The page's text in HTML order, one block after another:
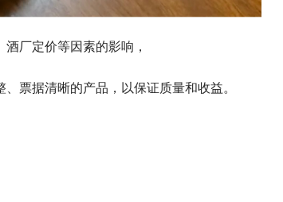
厂定价等因素的影响，
票据清晰的产品，以保证质量和收益。